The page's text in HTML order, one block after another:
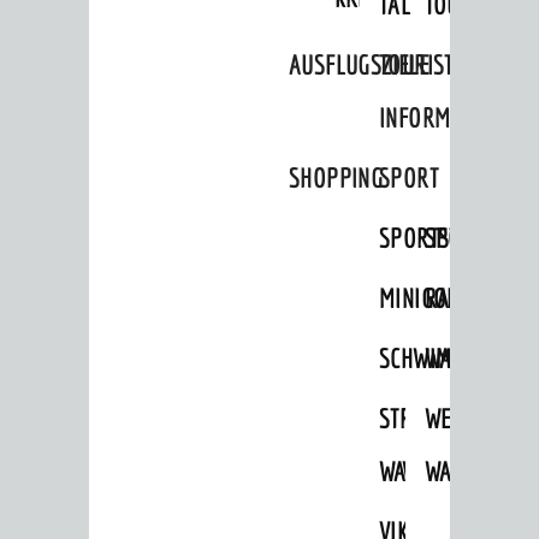
AUSFLUGSZIELE
TOURIST
INFORMATION
SHOPPINGSPORT
SPORTSTÄTTEN
MINIGOLFRADFAHREN
SCHWIMMEN
STRANDBAD
WAIDSEE
TSG
VIKTOR-
WANDERN
WEINHEIMER